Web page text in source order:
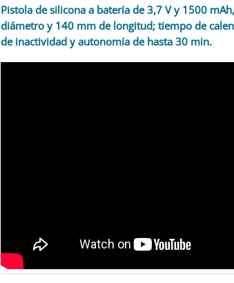
Pistola de silicona a batería de 3,7 V y 1500
diámetro y 140 mm de longitud; tiempo de
de inactividad y autonomía de hasta 30 min.